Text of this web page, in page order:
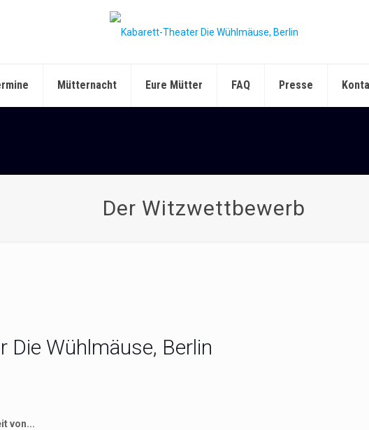
Mütternacht Eure Mütter FAQ Presse
Der Witzwettbewerb
Wühlmäuse, Berlin
von...